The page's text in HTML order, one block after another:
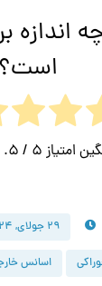
اندازه
است؟
امتیاز 5 / 5. تعداد رأی:
۲۹ جولای, ۲۰۲۴
اسانس